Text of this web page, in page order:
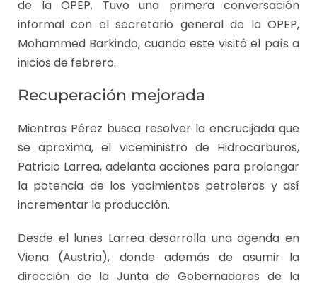
de la OPEP. Tuvo una primera conversación
informal con el secretario general de la OPEP,
Mohammed Barkindo, cuando este visitó el país a
inicios de febrero.
Recuperación mejorada
Mientras Pérez busca resolver la encrucijada que
se aproxima, el viceministro de Hidrocarburos,
Patricio Larrea, adelanta acciones para prolongar
la potencia de los yacimientos petroleros y así
incrementar la producción.
Desde el lunes Larrea desarrolla una agenda en
Viena (Austria), donde además de asumir la
dirección de la Junta de Gobernadores de la